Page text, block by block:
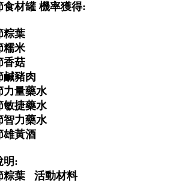
食材罐 機率獲得:
粽葉
糯米
香菇
鹹豬肉
力量藥水
敏捷藥水
智力藥水
雄黃酒
明:
粽葉 活動材料